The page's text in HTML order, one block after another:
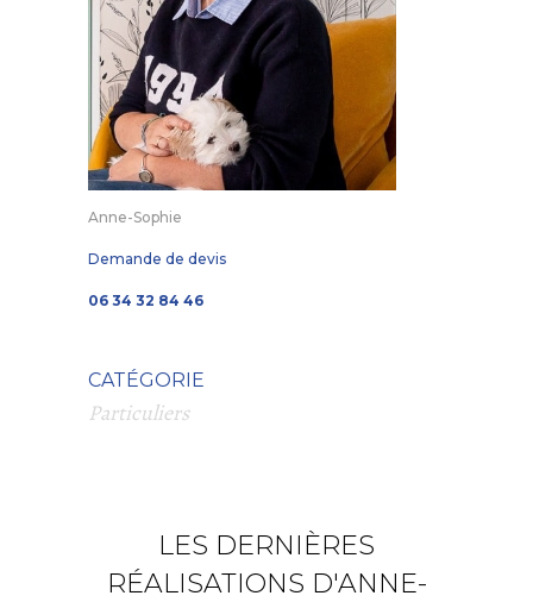
Anne-Sophie
Demande de devis
06 34 32 84 46
CATÉGORIE
Particuliers
LES DERNIÈRES
RÉALISATIONS D'ANNE-